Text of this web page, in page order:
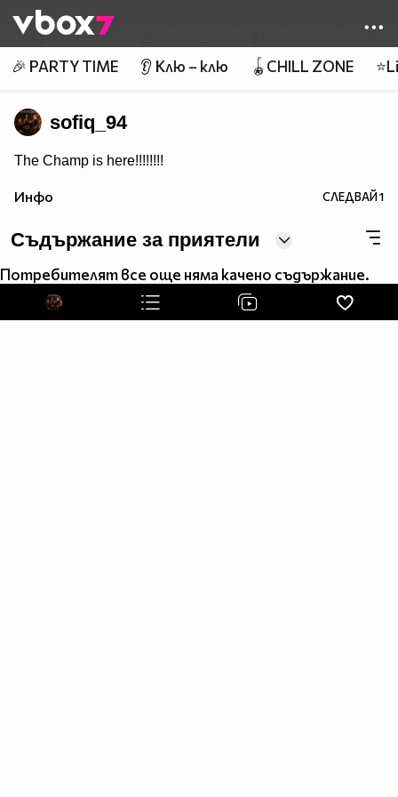
👾
🎉 PARTY TIME 👂 Клю – клю 🪀CHILL ZONE
sofiq_94
The Champ is here!!!!!!!!
Инфо СЛЕДВАЙ1
Съдържание за приятели
Потребителят все още няма качено съдържание.